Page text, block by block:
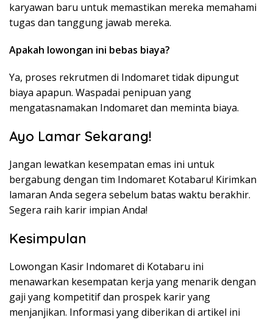
karyawan baru untuk memastikan mereka memahami
tugas dan tanggung jawab mereka.
Apakah lowongan ini bebas biaya?
Ya, proses rekrutmen di Indomaret tidak dipungut
biaya apapun. Waspadai penipuan yang
mengatasnamakan Indomaret dan meminta biaya.
Ayo Lamar Sekarang!
Jangan lewatkan kesempatan emas ini untuk
bergabung dengan tim Indomaret Kotabaru! Kirimkan
lamaran Anda segera sebelum batas waktu berakhir.
Segera raih karir impian Anda!
Kesimpulan
Lowongan Kasir Indomaret di Kotabaru ini
menawarkan kesempatan kerja yang menarik dengan
gaji yang kompetitif dan prospek karir yang
menjanjikan. Informasi yang diberikan di artikel ini